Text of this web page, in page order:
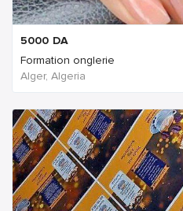
5000 DA
Formation onglerie
Alger, Algeria